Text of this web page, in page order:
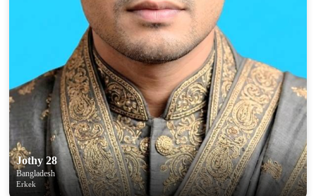
Jothy 28
Bangladesh
Erkek